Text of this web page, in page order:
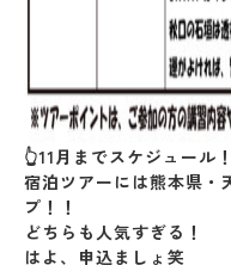
👆11月までスケジュール
宿泊ツアーには熊本県・
プ！！
どちらも人気すぎる！
はよ、申込ましょ笑